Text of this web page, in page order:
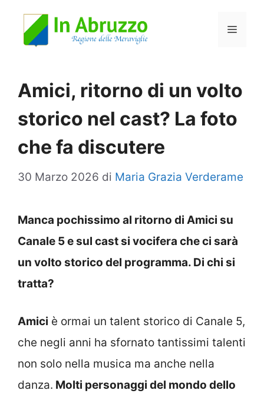
Menu
Amici, ritorno di un volto
storico nel cast? La foto
che fa discutere
30 Marzo 2026 di Maria Grazia Verderame
Manca pochissimo al ritorno di Amici su
Canale 5 e sul cast si vocifera che ci sarà
un volto storico del programma. Di chi si
tratta?
Amici è ormai un talent storico di Canale 5,
che negli anni ha sfornato tantissimi talenti
non solo nella musica ma anche nella
danza. Molti personaggi del mondo dello